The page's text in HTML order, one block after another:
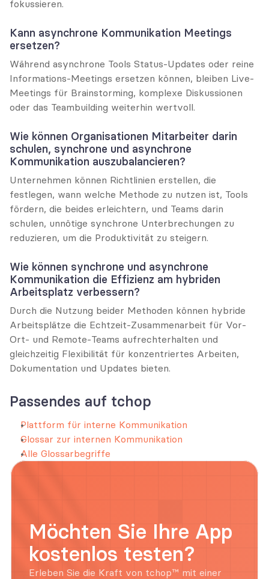
fokussieren.
Kann asynchrone Kommunikation Meetings
ersetzen?
Während asynchrone Tools Status-Updates oder reine
Informations-Meetings ersetzen können, bleiben Live-
Meetings für Brainstorming, komplexe Diskussionen
oder das Teambuilding weiterhin wertvoll.
Wie können Organisationen Mitarbeiter darin
schulen, synchrone und asynchrone
Kommunikation auszubalancieren?
Unternehmen können Richtlinien erstellen, die
festlegen, wann welche Methode zu nutzen ist, Tools
fördern, die beides erleichtern, und Teams darin
schulen, unnötige synchrone Unterbrechungen zu
reduzieren, um die Produktivität zu steigern.
Wie können synchrone und asynchrone
Kommunikation die Effizienz am hybriden
Arbeitsplatz verbessern?
Durch die Nutzung beider Methoden können hybride
Arbeitsplätze die Echtzeit-Zusammenarbeit für Vor-
Ort- und Remote-Teams aufrechterhalten und
gleichzeitig Flexibilität für konzentriertes Arbeiten,
Dokumentation und Updates bieten.
Passendes auf tchop
Plattform für interne Kommunikation
Glossar zur internen Kommunikation
Alle Glossarbegriffe
Möchten Sie Ihre App
kostenlos testen?
Erleben Sie die Kraft von tchop™ mit einer